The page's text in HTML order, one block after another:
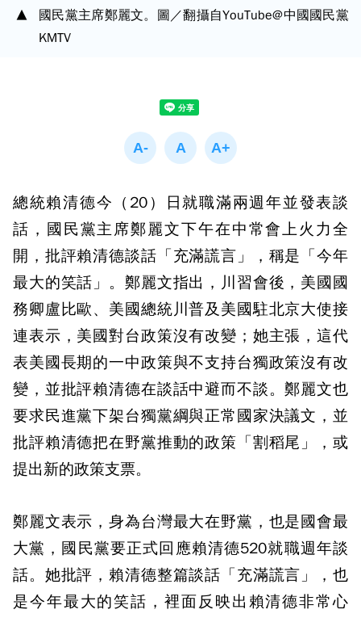
國民黨主席鄭麗文。圖／翻攝自YouTube@中國國民黨
KMTV
總統賴清德今（20）日就職滿兩週年並發表談
話，國民黨主席鄭麗文下午在中常會上火力全
開，批評賴清德談話「充滿謊言」，稱是「今年
最大的笑話」。鄭麗文指出，川習會後，美國國
務卿盧比歐、美國總統川普及美國駐北京大使接
連表示，美國對台政策沒有改變；她主張，這代
表美國長期的一中政策與不支持台獨政策沒有改
變，並批評賴清德在談話中避而不談。鄭麗文也
要求民進黨下架台獨黨綱與正常國家決議文，並
批評賴清德把在野黨推動的政策「割稻尾」，或
提出新的政策支票。
鄭麗文表示，身為台灣最大在野黨，也是國會最
大黨，國民黨要正式回應賴清德520就職週年談
話。她批評，賴清德整篇談話「充滿謊言」，也
是今年最大的笑話，裡面反映出賴清德非常心